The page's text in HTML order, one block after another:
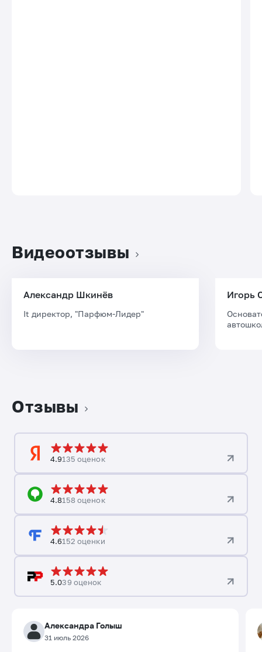
Видеоотзывы
Александр Шкинёв
It директор, "Парфюм-Лидер"
Игорь
Отзывы
4.9135 оценок
4.8158 оценок
4.6152 оценки
5.039 оценок
Александра Голыш
31 июль 2026